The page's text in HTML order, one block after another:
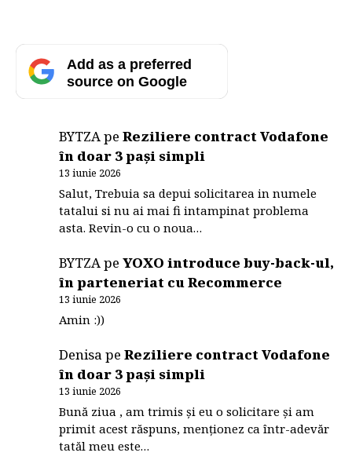
Add as a preferred
source on Google
BYTZApeReziliere contract Vodafone
în doar 3 pași simpli
13 iunie 2026
Salut, Trebuia sa depui solicitarea in numele
tatalui si nu ai mai fi intampinat problema
asta. Revin-o cu o noua…
BYTZApeYOXO introduce buy-back-ul,
în parteneriat cu Recommerce
13 iunie 2026
Amin :))
DenisapeReziliere contract Vodafone
în doar 3 pași simpli
13 iunie 2026
Bună ziua , am trimis și eu o solicitare și am
primit acest răspuns, menționez ca într-adevăr
tatăl meu este…